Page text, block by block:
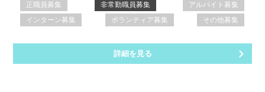
正職員募集 非常勤職員募集
アルバイト募集
インターン募集
ボランティア募集 その他募集
詳細を見る